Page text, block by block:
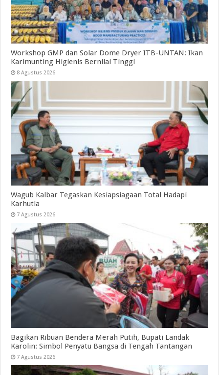
Workshop GMP dan Solar Dome Dryer ITB-UNTAN: Ikan
Karimunting Higienis Bernilai Tinggi
8 Agustus 2026
Wagub Kalbar Tegaskan Kesiapsiagaan Total Hadapi
Karhutla
7 Agustus 2026
Bagikan Ribuan Bendera Merah Putih, Bupati Landak
Karolin: Simbol Penyatu Bangsa di Tengah Tantangan
7 Agustus 2026